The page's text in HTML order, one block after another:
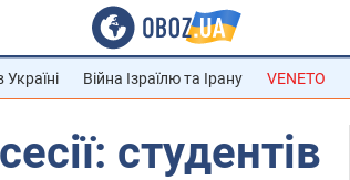
Україні Війна Ізраїлю та Ірану VENETO
студентів